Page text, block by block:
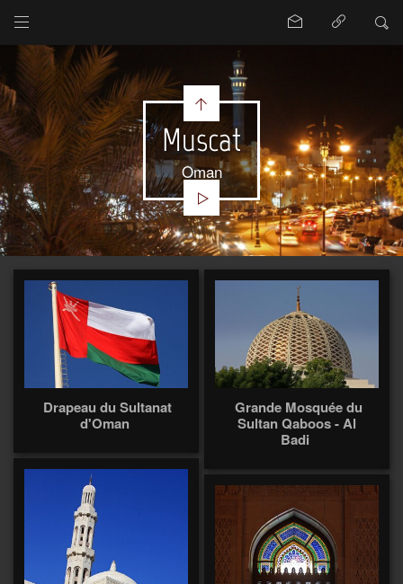
Muscat
Oman
Drapeau du Sultanat
d'Oman
Grande Mosquée du
Sultan Qaboos - Al
Badi